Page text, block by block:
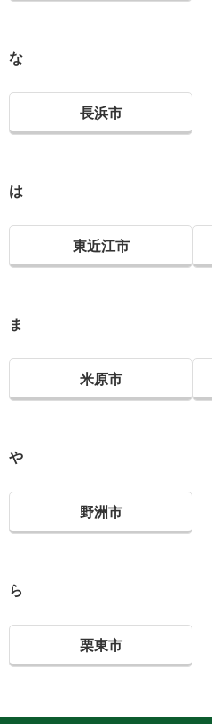
な
長浜市
は
東近江市
ま
米原市
や
野洲市
ら
栗東市